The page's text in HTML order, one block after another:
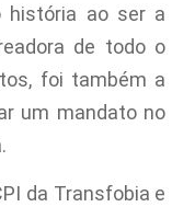
história ao ser a
de todo o
foi também a
um mandato no
da Transfobia e